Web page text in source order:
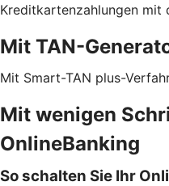
Kreditkartenzahlungen mit
Mit TAN-
Mit Smart-TAN plus-
Mit wenigen
OnlineBanking
So schalten Sie Ihr